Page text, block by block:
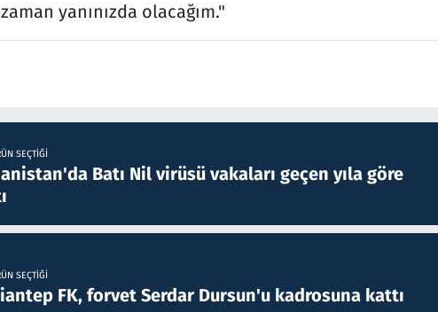
yanınızda olacağım."
SEÇTIĞI
Batı Nil virüsü vakaları geçen yıla göre
SEÇTIĞI
FK, forvet Serdar Dursun'u kadrosuna kattı